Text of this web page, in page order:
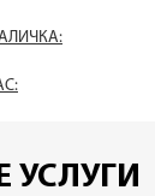
УСЛУГИ